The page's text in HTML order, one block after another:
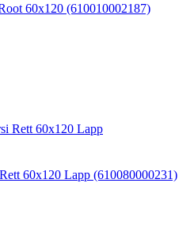
60x120 (610010002187)
60x120 Lapp (610080000231)